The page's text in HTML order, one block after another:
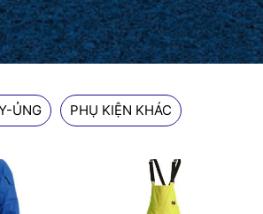
ỦNG PHỤ KIỆN KHÁC